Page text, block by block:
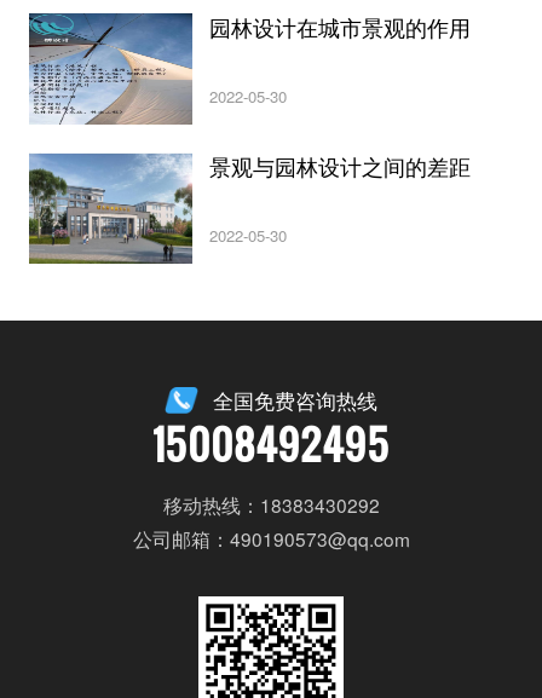
园林设计在城市景观的作用
2022-05-30
景观与园林设计之间的差距
2022-05-30
全国免费咨询热线
15008492495
移动热线：18383430292
公司邮箱：490190573@qq.com